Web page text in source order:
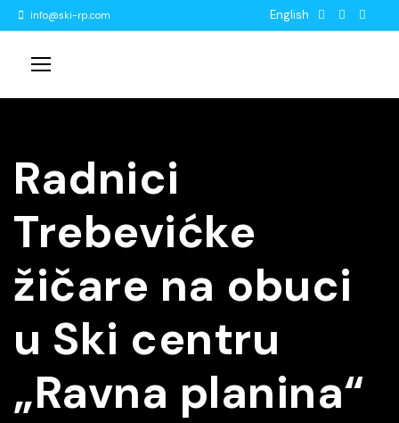
info@ski-rp.com English
Radnici
Trebevićke
žičare na obuci
u Ski centru
„Ravna planina“